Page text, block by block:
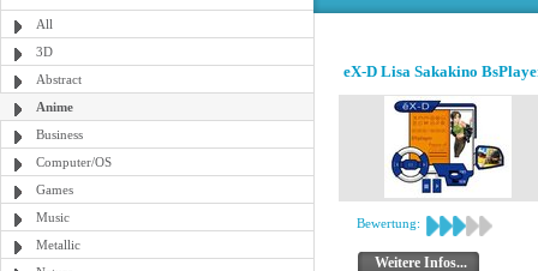
All
3D
Abstract
Anime
Business
Computer/OS
Games
Music
Metallic
eX-D Lisa Sakakino
Bewertung:
Weitere Infos...